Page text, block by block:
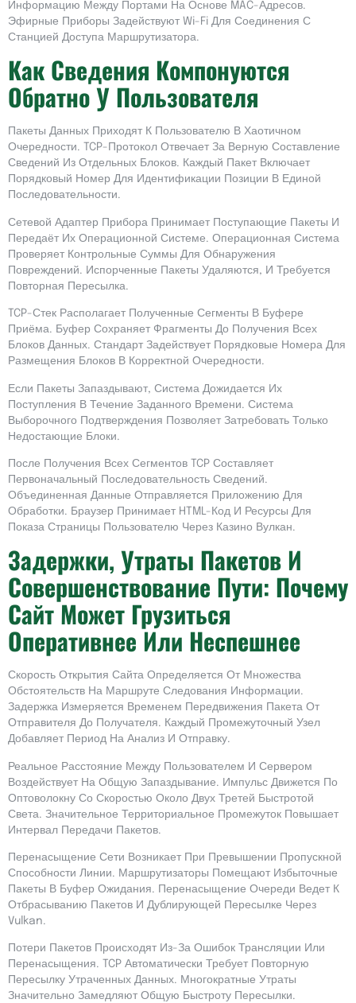
Информацию Между Портами На Основе MAC-Адресов.
Эфирные Приборы Задействуют Wi-Fi Для Соединения С
Станцией Доступа Маршрутизатора.
Как Сведения Компонуются
Обратно У Пользователя
Пакеты Данных Приходят К Пользователю В Хаотичном
Очередности. TCP-Протокол Отвечает За Верную Составление
Сведений Из Отдельных Блоков. Каждый Пакет Включает
Порядковый Номер Для Идентификации Позиции В Единой
Последовательности.
Сетевой Адаптер Прибора Принимает Поступающие Пакеты И
Передаёт Их Операционной Системе. Операционная Система
Проверяет Контрольные Суммы Для Обнаружения
Повреждений. Испорченные Пакеты Удаляются, И Требуется
Повторная Пересылка.
TCP-Стек Располагает Полученные Сегменты В Буфере
Приёма. Буфер Сохраняет Фрагменты До Получения Всех
Блоков Данных. Стандарт Задействует Порядковые Номера Для
Размещения Блоков В Корректной Очередности.
Если Пакеты Запаздывают, Система Дожидается Их
Поступления В Течение Заданного Времени. Система
Выборочного Подтверждения Позволяет Затребовать Только
Недостающие Блоки.
После Получения Всех Сегментов TCP Составляет
Первоначальный Последовательность Сведений.
Объединенная Данные Отправляется Приложению Для
Обработки. Браузер Принимает HTML-Код И Ресурсы Для
Показа Страницы Пользователю Через Казино Вулкан.
Задержки, Утраты Пакетов И
Совершенствование Пути: Почему
Сайт Может Грузиться
Оперативнее Или Неспешнее
Скорость Открытия Сайта Определяется От Множества
Обстоятельств На Маршруте Следования Информации.
Задержка Измеряется Временем Передвижения Пакета От
Отправителя До Получателя. Каждый Промежуточный Узел
Добавляет Период На Анализ И Отправку.
Реальное Расстояние Между Пользователем И Сервером
Воздействует На Общую Запаздывание. Импульс Движется По
Оптоволокну Со Скоростью Около Двух Третей Быстротой
Света. Значительное Территориальное Промежуток Повышает
Интервал Передачи Пакетов.
Перенасыщение Сети Возникает При Превышении Пропускной
Способности Линии. Маршрутизаторы Помещают Избыточные
Пакеты В Буфер Ожидания. Перенасыщение Очереди Ведет К
Отбрасыванию Пакетов И Дублирующей Пересылке Через
Vulkan.
Потери Пакетов Происходят Из-За Ошибок Трансляции Или
Перенасыщения. TCP Автоматически Требует Повторную
Пересылку Утраченных Данных. Многократные Утраты
Значительно Замедляют Общую Быстроту Пересылки.